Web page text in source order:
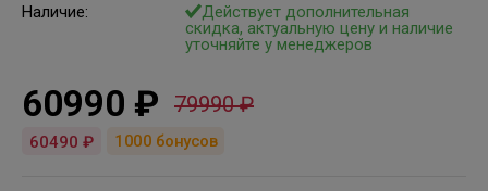
Наличие:
Действует дополнительная
скидка, актуальную цену и наличие
уточняйте у менеджеров
60990 ₽ 79990 ₽
1000 бонусов
60490 ₽